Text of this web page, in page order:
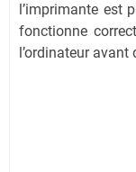
l’imprimante est
fonctionne
l’ordinateur avant